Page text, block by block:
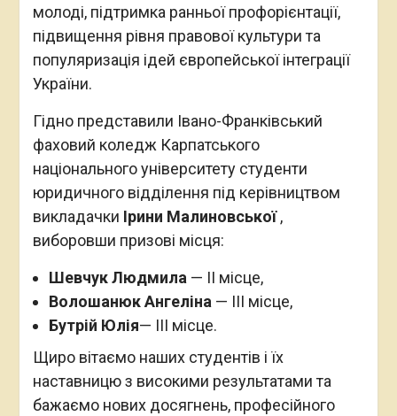
молоді, підтримка ранньої профорієнтації,
підвищення рівня правової культури та
популяризація ідей європейської інтеграції
України.
Гідно представили Івано-Франківський
фаховий коледж Карпатського
національного університету студенти
юридичного відділення під керівництвом
викладачки Ірини Малиновської,
виборовши призові місця:
Шевчук Людмила — II місце,
Волошанюк Ангеліна — III місце,
Бутрій Юлія— III місце.
Щиро вітаємо наших студентів і їх
наставницю з високими результатами та
бажаємо нових досягнень, професійного